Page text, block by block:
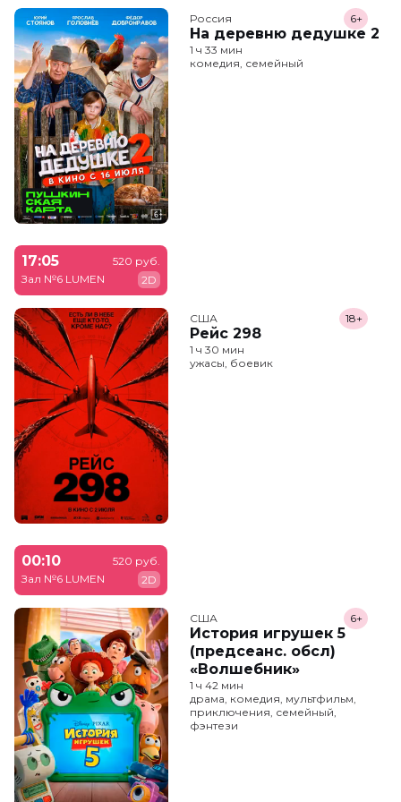
Россия
На деревню дедушке 2
6+
1 ч 33 мин
комедия, семейный
17:05
Зал №6 LUMEN
520 руб.
2D
США
Рейс 298
18+
1 ч 30 мин
ужасы, боевик
00:10
Зал №6 LUMEN
520 руб.
2D
США
История игрушек 5
(предсеанс. обсл)
«Волшебник»
6+
1 ч 42 мин
драма, комедия, мультфильм,
приключения, семейный,
фэнтези